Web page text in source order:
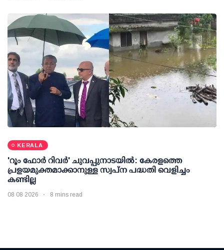
KERALA
'റൂം ഫോര്‍ റിവര്‍' ചുവപ്പുനാടയില്‍: കേരളത്തെ
പ്രളയമുക്തമാക്കാനുള്ള സ്വപ്ന പദ്ധതി വെളിച്ചം
കണ്ടില്ല
08 08 2026 8 mins read